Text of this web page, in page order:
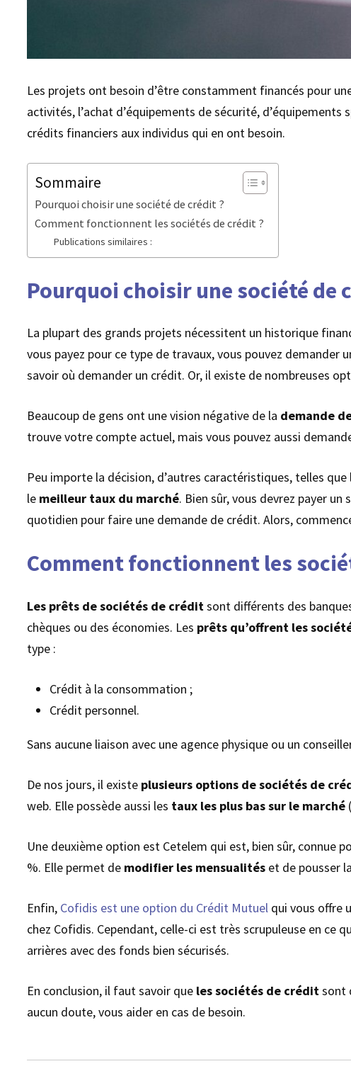
Les projets ont besoin d’être constamment financés pour
activités, l’achat d’équipements de sécurité, d’équipements
crédits financiers aux individus qui en ont besoin.
Sommaire
Pourquoi choisir une société de crédit ?
Comment fonctionnent les sociétés de crédit ?
Publications similaires :
Pourquoi choisir une société de
La plupart des grands projets nécessitent un historique
vous payez pour ce type de travaux, vous pouvez demander
savoir où demander un crédit. Or, il existe de nombreuses
Beaucoup de gens ont une vision négative de la demande
trouve votre compte actuel, mais vous pouvez aussi
Peu importe la décision, d’autres caractéristiques, telles
le meilleur taux du marché. Bien sûr, vous devrez payer
quotidien pour faire une demande de crédit. Alors,
Comment fonctionnent les
Les prêts de sociétés de créditsont différents des
chèques ou des économies. Les prêts qu’offrent les
type :
Crédit à la consommation ;
Crédit personnel.
Sans aucune liaison avec une agence physique ou un
De nos jours, il existe plusieurs options de sociétés de
web. Elle possède aussi les taux les plus bas sur le marché
Une deuxième option est Cetelem qui est, bien sûr, connue
%. Elle permet de modifier les mensualités et de pousser
Enfin, Cofidis est une option du Crédit Mutuel qui vous offre
chez Cofidis. Cependant, celle-ci est très scrupuleuse en ce
arrières avec des fonds bien sécurisés.
En conclusion, il faut savoir que les sociétés de créditsont
aucun doute, vous aider en cas de besoin.